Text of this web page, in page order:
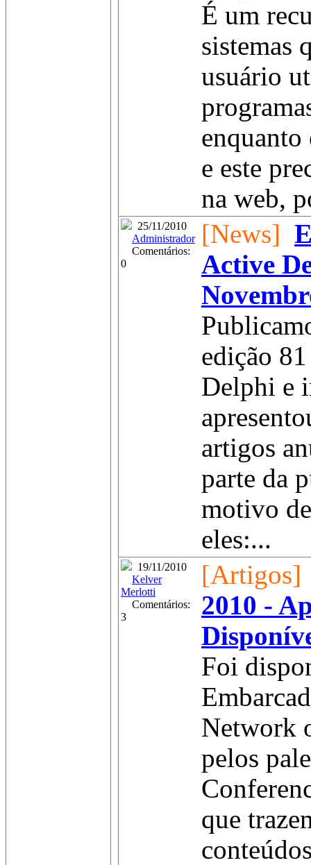
É um
sistemas
usuário
enquanto
e este
na web,
25/11/2010
Administrador
Comentários:
0
[News]
Active
edição
Delphi e
artigos
parte da
motivo
eles:...
19/11/2010
Kelver
Merlotti
Comentários:
3
[Artigos]
2010 -
Foi
Network
pelos
que